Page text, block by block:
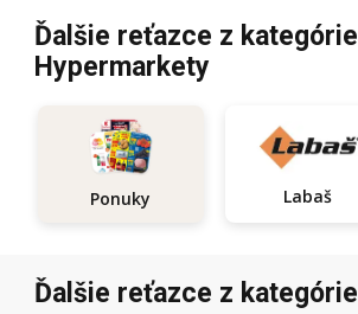
Ďalšie reťazce z kategórie
Hypermarkety
Ponuky Labaš
Ďalšie reťazce z kategórie